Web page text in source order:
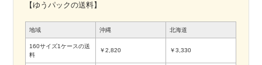
【ゆうパックの送料】
地域 沖縄 北海道
160サイズ1ケースの送
料
￥2,820 ￥3,330